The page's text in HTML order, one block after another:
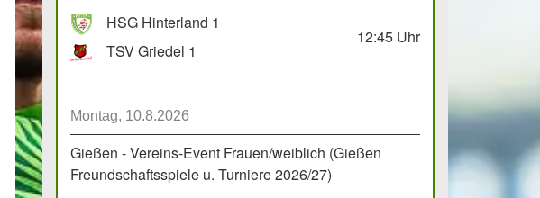
HSG Hinterland 1
TSV Griedel 1
12:45Uhr
Montag, 10.8.2026
Gießen - Vereins-Event Frauen/weiblich (Gießen
Freundschaftsspiele u. Turniere 2026/27)